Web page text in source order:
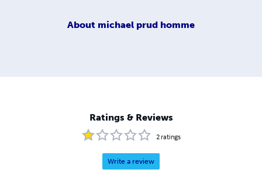
About michael prud homme
Ratings & Reviews
2ratings
Write a review